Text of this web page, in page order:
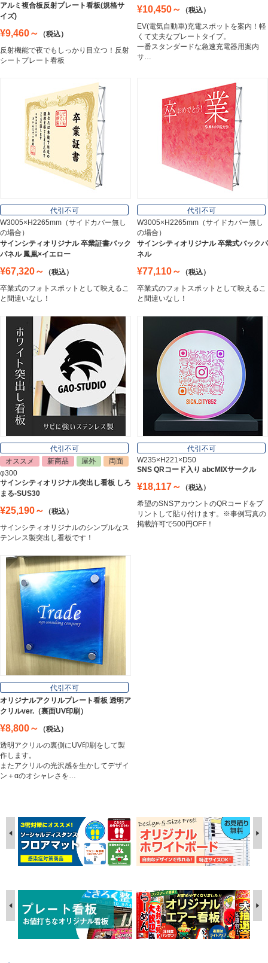
トラスコ中山
Trusco Nakayama
インテリア
Interior
オフィス用品
Office Supplies
ステンレス切文字
Stainless Sign
エッチングプレート
郵便ポスト
Post
Nameplate
アルミ複合板反射プレート看板(規格サ
イズ)
¥9,460～
（税込）
反射機能で夜でもしっかり目立つ！反射
シートプレート看板
¥10,450～
（税込）
EV(電気自動車)充電スポットを案内！軽
くて丈夫なプレートタイプ。
一番スタンダードな急速充電器用案内
サ…
代引不可
W3005×H2265mm（サイドカバー無し
の場合）
サインシティオリジナル 卒業証書バック
パネル 鳳凰×イエロー
¥67,320～
（税込）
卒業式のフォトスポットとして映えるこ
と間違いなし！
代引不可
W3005×H2265mm（サイドカバー無し
の場合）
サインシティオリジナル 卒業式バックパ
ネル
¥77,110～
（税込）
卒業式のフォトスポットとして映えるこ
と間違いなし！
代引不可
オススメ
新商品 屋外
両面
φ300
サインシティオリジナル突出し看板 しろ
まる-SUS30
¥25,190～
（税込）
サインシティオリジナルのシンプルなス
テンレス製突出し看板です！
代引不可
W235×H221×D50
SNS QRコード入り abcMIXサークル
¥18,117～
（税込）
希望のSNSアカウントのQRコードをプ
リントして貼り付けます。※事例写真の
掲載許可で500円OFF！
代引不可
オリジナルアクリルプレート看板 透明ア
クリルver.（裏面UV印刷）
¥8,800～
（税込）
透明アクリルの裏側にUV印刷をして製
作します。
またアクリルの光沢感を生かしてデザイ
ン＋αのオシャレさを…